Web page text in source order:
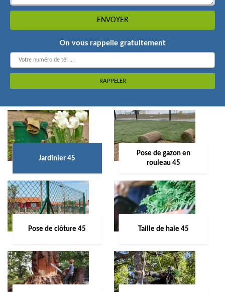
On vous rappelle gratuitement
Jardinier 45
Pose de gazon en
rouleau 45
Pose de clôture 45 Taille de haie 45